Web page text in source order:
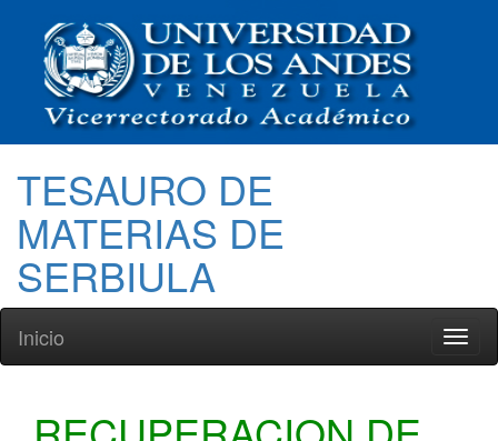
TESAURO DE
MATERIAS DE
SERBIULA
Inicio